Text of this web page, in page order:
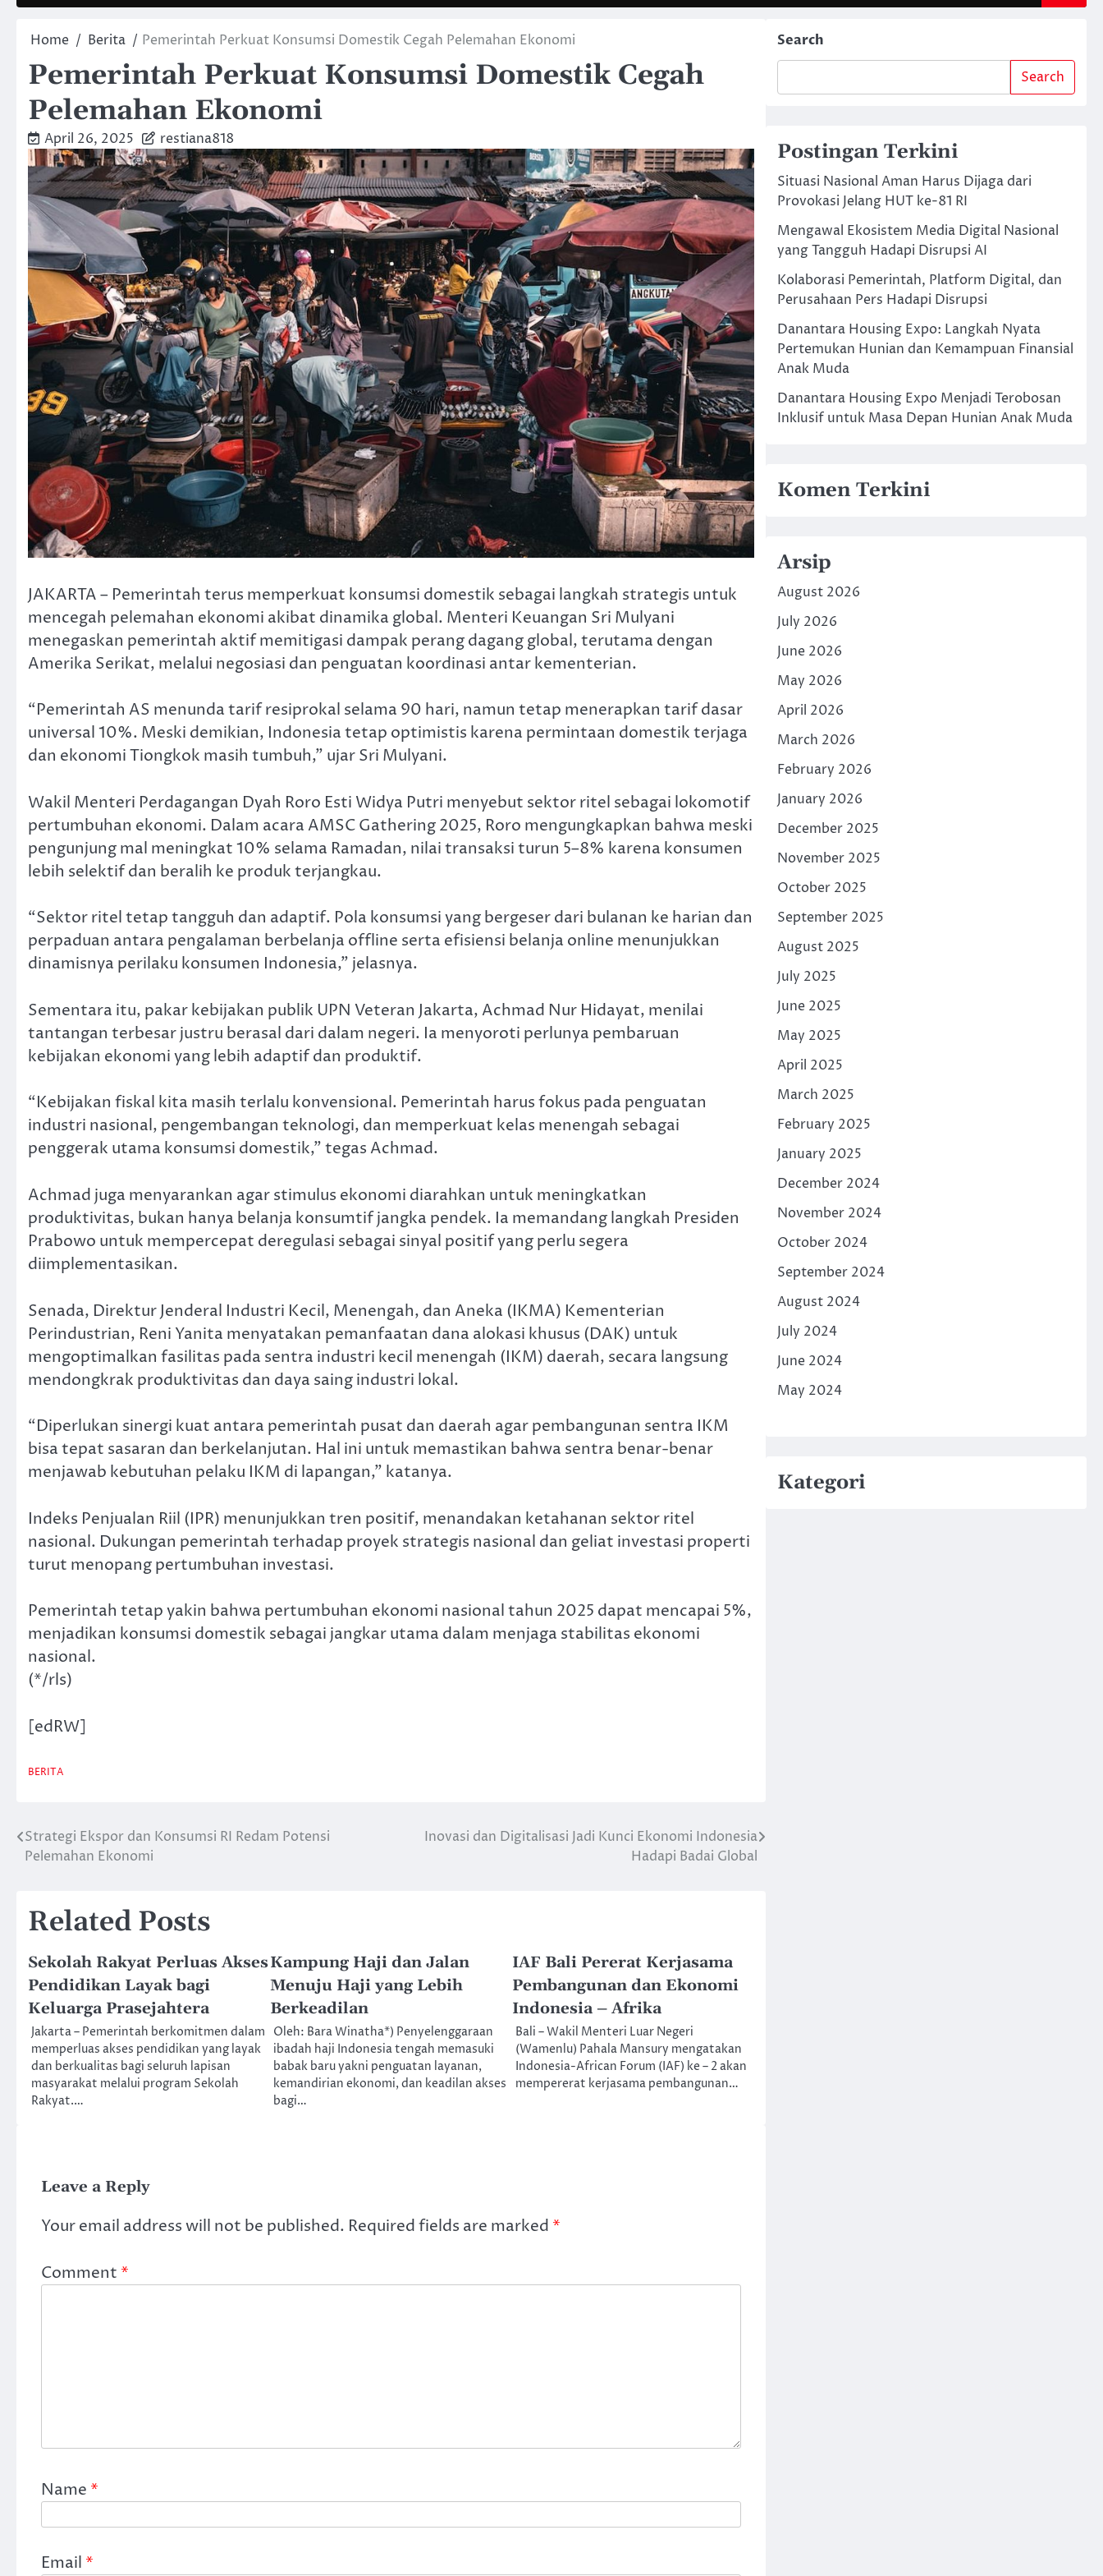
Home Berita Pemerintah Perkuat Konsumsi Domestik Cegah Pelemahan Ekonomi
Pemerintah Perkuat Konsumsi Domestik Cegah
Pelemahan Ekonomi
April 26, 2025 restiana818
JAKARTA – Pemerintah terus memperkuat konsumsi domestik sebagai langkah strategis untuk
mencegah pelemahan ekonomi akibat dinamika global. Menteri Keuangan Sri Mulyani
menegaskan pemerintah aktif memitigasi dampak perang dagang global, terutama dengan
Amerika Serikat, melalui negosiasi dan penguatan koordinasi antar kementerian.
“Pemerintah AS menunda tarif resiprokal selama 90 hari, namun tetap menerapkan tarif dasar
universal 10%. Meski demikian, Indonesia tetap optimistis karena permintaan domestik terjaga
dan ekonomi Tiongkok masih tumbuh,” ujar Sri Mulyani.
Wakil Menteri Perdagangan Dyah Roro Esti Widya Putri menyebut sektor ritel sebagai lokomotif
pertumbuhan ekonomi. Dalam acara AMSC Gathering 2025, Roro mengungkapkan bahwa meski
pengunjung mal meningkat 10% selama Ramadan, nilai transaksi turun 5–8% karena konsumen
lebih selektif dan beralih ke produk terjangkau.
“Sektor ritel tetap tangguh dan adaptif. Pola konsumsi yang bergeser dari bulanan ke harian dan
perpaduan antara pengalaman berbelanja offline serta efisiensi belanja online menunjukkan
dinamisnya perilaku konsumen Indonesia,” jelasnya.
Sementara itu, pakar kebijakan publik UPN Veteran Jakarta, Achmad Nur Hidayat, menilai
tantangan terbesar justru berasal dari dalam negeri. Ia menyoroti perlunya pembaruan
kebijakan ekonomi yang lebih adaptif dan produktif.
“Kebijakan fiskal kita masih terlalu konvensional. Pemerintah harus fokus pada penguatan
industri nasional, pengembangan teknologi, dan memperkuat kelas menengah sebagai
penggerak utama konsumsi domestik,” tegas Achmad.
Achmad juga menyarankan agar stimulus ekonomi diarahkan untuk meningkatkan
produktivitas, bukan hanya belanja konsumtif jangka pendek. Ia memandang langkah Presiden
Prabowo untuk mempercepat deregulasi sebagai sinyal positif yang perlu segera
diimplementasikan.
Senada, Direktur Jenderal Industri Kecil, Menengah, dan Aneka (IKMA) Kementerian
Perindustrian, Reni Yanita menyatakan pemanfaatan dana alokasi khusus (DAK) untuk
mengoptimalkan fasilitas pada sentra industri kecil menengah (IKM) daerah, secara langsung
mendongkrak produktivitas dan daya saing industri lokal.
“Diperlukan sinergi kuat antara pemerintah pusat dan daerah agar pembangunan sentra IKM
bisa tepat sasaran dan berkelanjutan. Hal ini untuk memastikan bahwa sentra benar-benar
menjawab kebutuhan pelaku IKM di lapangan,” katanya.
Indeks Penjualan Riil (IPR) menunjukkan tren positif, menandakan ketahanan sektor ritel
nasional. Dukungan pemerintah terhadap proyek strategis nasional dan geliat investasi properti
turut menopang pertumbuhan investasi.
Pemerintah tetap yakin bahwa pertumbuhan ekonomi nasional tahun 2025 dapat mencapai 5%,
menjadikan konsumsi domestik sebagai jangkar utama dalam menjaga stabilitas ekonomi
nasional.
(*/rls)
[edRW]
BERITA
Post
Strategi Ekspor dan Konsumsi RI Redam Potensi
Pelemahan Ekonomi
Inovasi dan Digitalisasi Jadi Kunci Ekonomi Indonesia
Hadapi Badai Global
Related Posts
Sekolah Rakyat Perluas Akses
Pendidikan Layak bagi
Keluarga Prasejahtera
Jakarta – Pemerintah berkomitmen dalam
memperluas akses pendidikan yang layak
dan berkualitas bagi seluruh lapisan
masyarakat melalui program Sekolah
Rakyat.…
Kampung Haji dan Jalan
Menuju Haji yang Lebih
Berkeadilan
Oleh: Bara Winatha*) Penyelenggaraan
ibadah haji Indonesia tengah memasuki
babak baru yakni penguatan layanan,
kemandirian ekonomi, dan keadilan akses
bagi…
IAF Bali Pererat Kerjasama
Pembangunan dan Ekonomi
Indonesia – Afrika
Bali – Wakil Menteri Luar Negeri
(Wamenlu) Pahala Mansury mengatakan
Indonesia-African Forum (IAF) ke – 2 akan
mempererat kerjasama pembangunan…
Leave a Reply
Your email address will not be published. Required fields are marked *
Comment *
Name *
Email *
Search
Search
Postingan Terkini
Situasi Nasional Aman Harus Dijaga dari
Provokasi Jelang HUT ke-81 RI
Mengawal Ekosistem Media Digital Nasional
yang Tangguh Hadapi Disrupsi AI
Kolaborasi Pemerintah, Platform Digital, dan
Perusahaan Pers Hadapi Disrupsi
Danantara Housing Expo: Langkah Nyata
Pertemukan Hunian dan Kemampuan Finansial
Anak Muda
Danantara Housing Expo Menjadi Terobosan
Inklusif untuk Masa Depan Hunian Anak Muda
Komen Terkini
Arsip
August 2026
July 2026
June 2026
May 2026
April 2026
March 2026
February 2026
January 2026
December 2025
November 2025
October 2025
September 2025
August 2025
July 2025
June 2025
May 2025
April 2025
March 2025
February 2025
January 2025
December 2024
November 2024
October 2024
September 2024
August 2024
July 2024
June 2024
May 2024
Kategori